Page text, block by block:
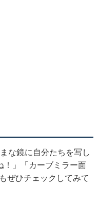
な鏡に自分たちを写し
！」「カーブミラー面
ぜひチェックしてみて